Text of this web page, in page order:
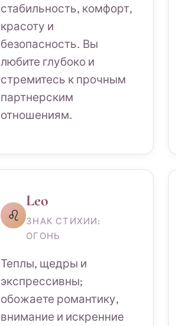
стабильность, комфорт,
красоту и
безопасность. Вы
любите глубоко и
стремитесь к прочным
партнерским
отношениям.
♌
Leo
ЗНАК СТИХИИ:
ОГОНЬ
Теплы, щедры и
экспрессивны;
обожаете романтику,
внимание и искренние